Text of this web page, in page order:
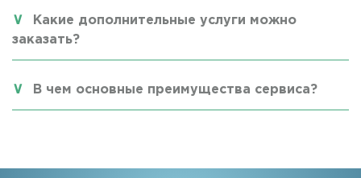
Какие дополнительные услуги можно
заказать?
В чем основные преимущества сервиса?